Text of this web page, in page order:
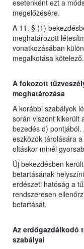
esetenként ezt a
megelőzésére.
A 11. § (1)
meghatározott
vonatkozásában
megalkotása kötelező.
A fokozott
meghatározása
A korábbi szabályok
során viszont kikerült
bezedés d)
eszközök tárolására
oltáskor minél
Új bekezdésben
betartásának
erdészeti hatóság a
rendszeresen
betartását.
Az erdőgazdálkodó
szabályai